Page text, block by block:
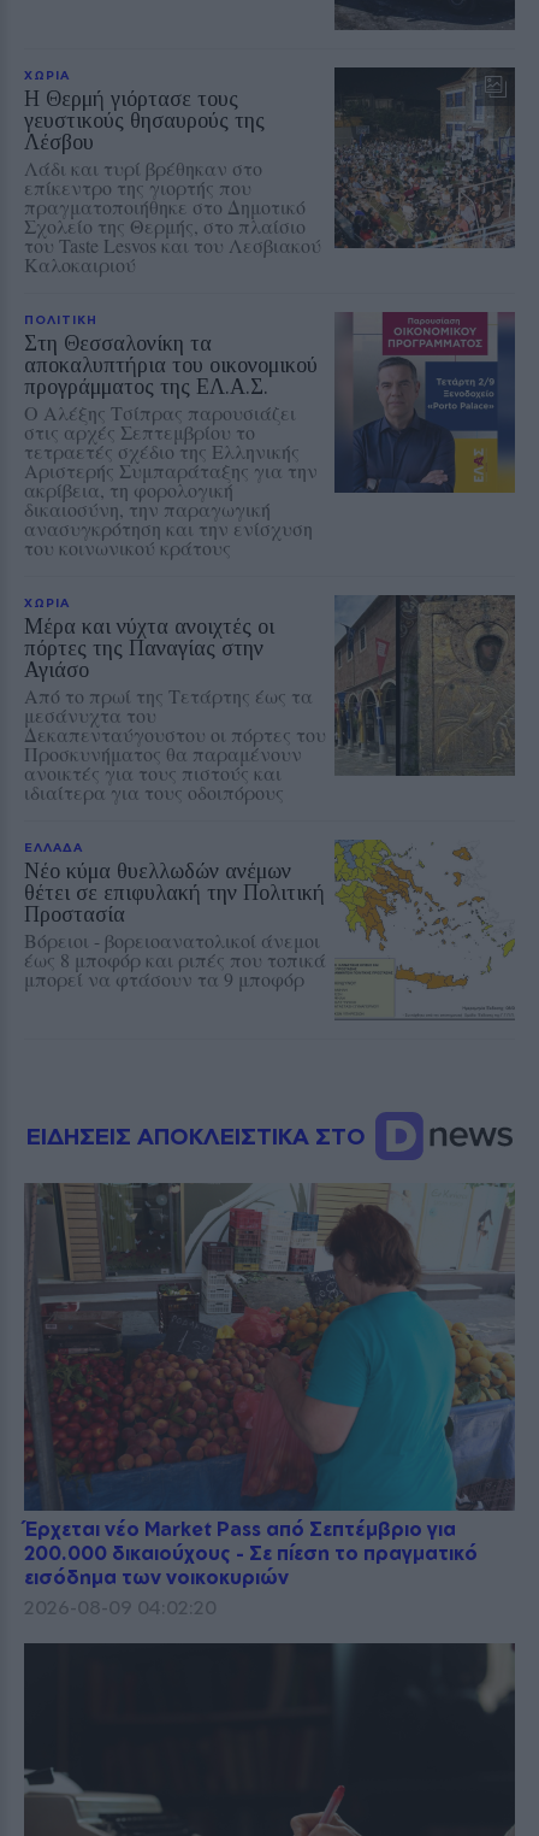
ΧΩΡΙΑ
Η Θερμή γιόρτασε τους
γευστικούς θησαυρούς της
Λέσβου
Λάδι και τυρί βρέθηκαν στο
επίκεντρο της γιορτής που
πραγματοποιήθηκε στο Δημοτικό
Σχολείο της Θερμής, στο πλαίσιο
του Taste Lesvos και του Λεσβιακού
Καλοκαιριού
ΠΟΛΙΤΙΚΗ
Στη Θεσσαλονίκη τα
αποκαλυπτήρια του οικονομικού
προγράμματος της ΕΛ.Α.Σ.
Ο Αλέξης Τσίπρας παρουσιάζει
στις αρχές Σεπτεμβρίου το
τετραετές σχέδιο της Ελληνικής
Αριστερής Συμπαράταξης για την
ακρίβεια, τη φορολογική
δικαιοσύνη, την παραγωγική
ανασυγκρότηση και την ενίσχυση
του κοινωνικού κράτους
ΧΩΡΙΑ
Μέρα και νύχτα ανοιχτές οι
πόρτες της Παναγίας στην
Αγιάσο
Από το πρωί της Τετάρτης έως τα
μεσάνυχτα του
Δεκαπενταύγουστου οι πόρτες του
Προσκυνήματος θα παραμένουν
ανοικτές για τους πιστούς και
ιδιαίτερα για τους οδοιπόρους
ΕΛΛΑΔΑ
Νέο κύμα θυελλωδών ανέμων
θέτει σε επιφυλακή την Πολιτική
Προστασία
Βόρειοι - βορειοανατολικοί άνεμοι
έως 8 μποφόρ και ριπές που τοπικά
μπορεί να φτάσουν τα 9 μποφόρ
ΕΙΔΗΣΕΙΣ ΑΠΟΚΛΕΙΣΤΙΚΑ ΣΤΟ
Έρχεται νέο Market Pass από Σεπτέμβριο για
200.000 δικαιούχους - Σε πίεση το πραγματικό
εισόδημα των νοικοκυριών
2026-08-09 04:02:20